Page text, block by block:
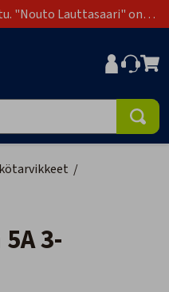
"Nouto Lauttasaari" on
/